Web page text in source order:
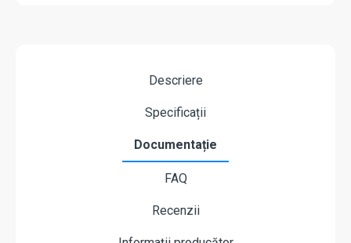
Descriere
Specificații
Documentație
FAQ
Recenzii